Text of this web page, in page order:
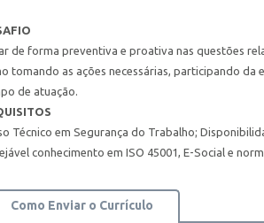
de forma preventiva e proativa nas questões
tomando as ações necessárias, participando
de atuação.
Técnico em Segurança do Trabalho;
conhecimento em ISO 45001, E-Social e
Como Enviar o Currículo